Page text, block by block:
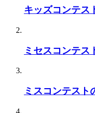
キッズコンテス
ミセスコンテス
ミスコンテスト